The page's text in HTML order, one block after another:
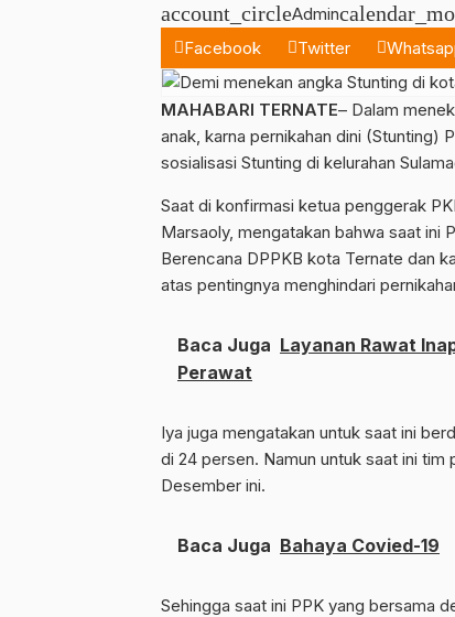
account_circleAdmin
Facebook
Twitter
MAHABARI TERNATE– Dalam
anak, karna pernikahan dini (Stunting)
sosialisasi Stunting di kelurahan
Saat di konfirmasi ketua penggerak
Marsaoly, mengatakan bahwa saat ini
Berencana DPPKB kota Ternate dan
atas pentingnya menghindari
Baca Juga Layanan Rawat
Perawat
Iya juga mengatakan untuk saat ini
di 24 persen. Namun untuk saat ini tim
Desember ini.
Baca Juga Bahaya Covied-19
Sehingga saat ini PPK yang bersama